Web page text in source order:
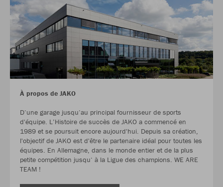
À propos de JAKO
D‘une garage jusqu‘au principal fournisseur de sports
d'équipe. L’Histoire de succès de JAKO a commencé en
1989 et se poursuit encore aujourd'hui. Depuis sa création,
l'objectif de JAKO est d'être le partenaire idéal pour toutes les
équipes. En Allemagne, dans le monde entier et de la plus
petite compétition jusqu‘ à la Ligue des champions. WE ARE
TEAM !